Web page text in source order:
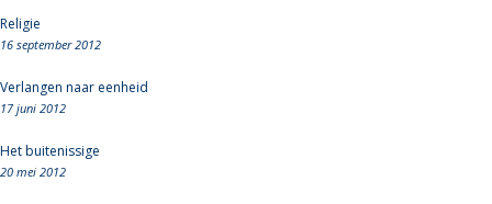
Religie
16 september 2012
Verlangen naar eenheid
17 juni 2012
Het buitenissige
20 mei 2012